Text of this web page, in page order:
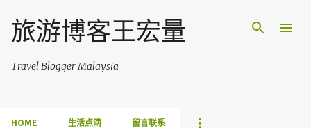
跳至主要内容
旅游博客王宏量
Travel Blogger Malaysia
HOME 生活点滴 留言联系